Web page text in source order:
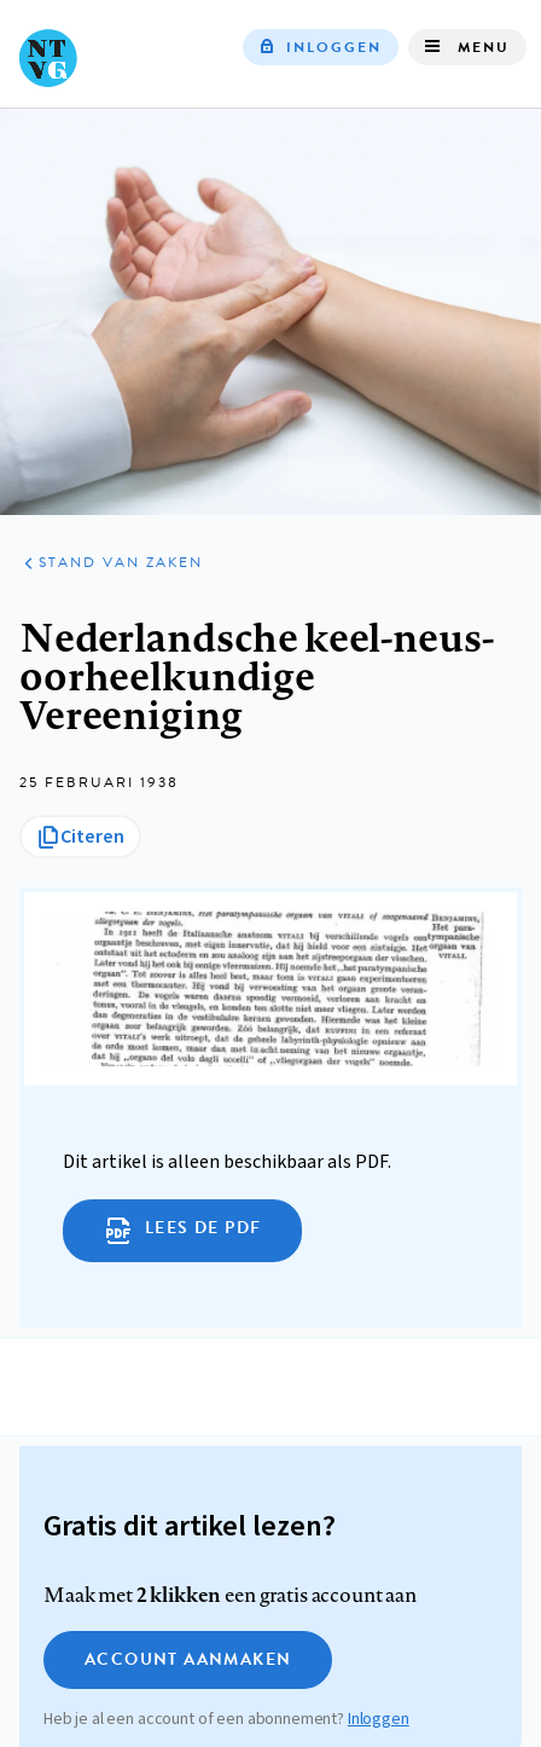
INLOGGEN MENU
ARTIKELEN
PRAKTIJK
STAND VAN ZAKEN
Nederlandsche keel-neus-
oorheelkundige
Vereeniging
25 FEBRUARI 1938
Citeren
Dit artikel is alleen beschikbaar als PDF.
LEES DE PDF
Gratis dit artikel lezen?
Maak met2 klikkeneen gratis account aan
ACCOUNT AANMAKEN
Heb je al een account of een abonnement? Inloggen